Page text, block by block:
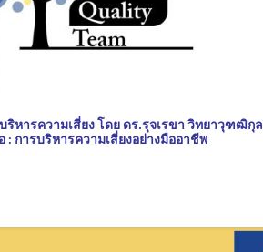
ริหารความเสี่ยง โดย ดร.รุจเรขา วิทยาวุฑฒิกุล
: การบริหารความเสี่ยงอย่างมืออาชีพ